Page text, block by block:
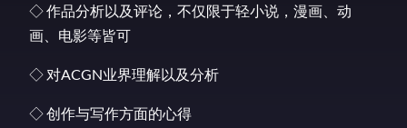
◇ 作品分析以及评论，不仅限于轻小说，漫画、动
画、电影等皆可
◇ 对ACGN业界理解以及分析
◇ 创作与写作方面的心得